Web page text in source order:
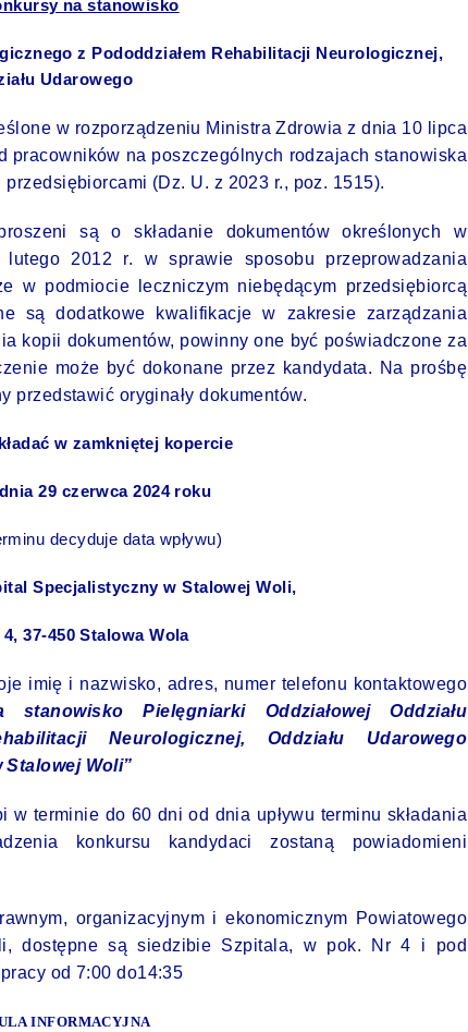
na stanowisko
z Pododdziałem Rehabilitacji Neurologicznej,
Udarowego
w rozporządzeniu Ministra Zdrowia z dnia 10 lipca
pracowników na poszczególnych rodzajach stanowiska
(Dz. U. z 2023 r., poz. 1515).
są o składanie dokumentów określonych w
2012 r. w sprawie sposobu przeprowadzania
w podmiocie leczniczym niebędącym przedsiębiorcą
są dodatkowe kwalifikacje w zakresie zarządzania
kopii dokumentów, powinny one być poświadczone za
może być dokonane przez kandydata. Na prośbę
przedstawić oryginały dokumentów.
w zamkniętej kopercie
29 czerwca 2024 roku
decyduje data wpływu)
Specjalistyczny w Stalowej Woli,
37-450 Stalowa Wola
imię i nazwisko, adres, numer telefonu kontaktowego
Pielęgniarki Oddziałowej Oddziału
Neurologicznej, Oddziału Udarowego
Woli”
w terminie do 60 dni od dnia upływu terminu składania
konkursu kandydaci zostaną powiadomieni
organizacyjnym i ekonomicznym Powiatowego
dostępne są siedzibie Szpitala, w pok. Nr 4 i pod
od 7:00 do14:35
INFORMACYJNA